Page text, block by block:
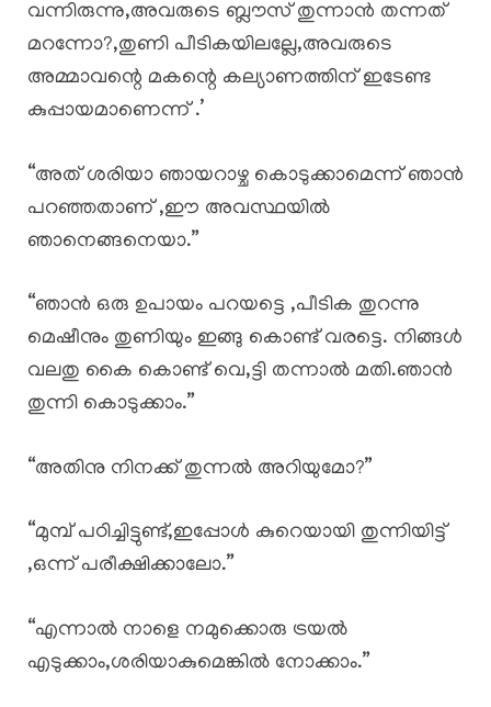
വന്നിരുന്നു,അവരുടെ ബ്ലൗസ് തുന്നാൻ തന്നത്
മറന്നോ?,തുണി പീടികയിലല്ലേ,അവരുടെ
അമ്മാവന്റെ മകന്റെ കല്യാണത്തിന് ഇടേണ്ട
കുപ്പായമാണെന്ന് .’
“അത് ശരിയാ ഞായറാഴ്ച കൊടുക്കാമെന്ന് ഞാൻ
പറഞ്ഞതാണ് ,ഈ അവസ്ഥയിൽ
ഞാനെങ്ങനെയാ.”
“ഞാൻ ഒരു ഉപായം പറയട്ടെ ,പീടിക തുറന്നു
മെഷീനും തുണിയും ഇങ്ങു കൊണ്ട് വരട്ടെ. നിങ്ങൾ
വലതു കൈ കൊണ്ട് വെ,ട്ടി തന്നാൽ മതി.ഞാൻ
തുന്നി കൊടുക്കാം.”
“അതിനു നിനക്ക് തുന്നൽ അറിയുമോ?”
“മുമ്പ് പഠിച്ചിട്ടുണ്ട്,ഇപ്പോൾ കുറെയായി തുന്നിയിട്ട്
,ഒന്ന് പരീക്ഷിക്കാലോ.”
“എന്നാൽ നാളെ നമുക്കൊരു ട്രയൽ
എടുക്കാം,ശരിയാകുമെങ്കിൽ നോക്കാം.”